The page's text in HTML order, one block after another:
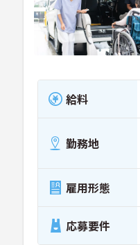
給料
勤務地
雇用形態
応募要件